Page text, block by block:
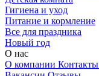
Гигиена и уход
Питание и кормление
Все для праздника
Новый год
О нас
О компании Контакты